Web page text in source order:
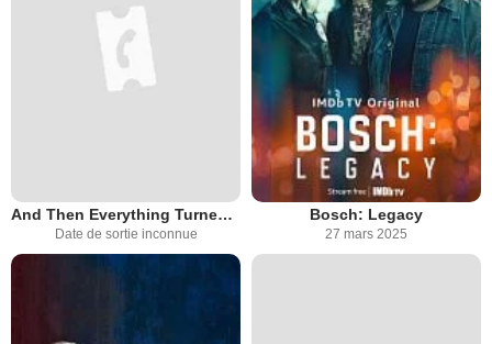
And Then Everything Turned Itself Inside Out
Date de sortie inconnue
Bosch: Legacy
27 mars 2025